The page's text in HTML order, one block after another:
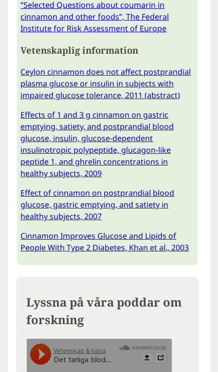
”Selected Questions about coumarin in
cinnamon and other foods”, The Federal
Institute for Risk Assessment of Europe
Vetenskaplig information
Ceylon cinnamon does not affect postprandial
plasma glucose or insulin in subjects with
impaired glucose tolerance, 2011 (abstract)
Effects of 1 and 3 g cinnamon on gastric
emptying, satiety, and postprandial blood
glucose, insulin, glucose-dependent
insulinotropic polypeptide, glucagon-like
peptide 1, and ghrelin concentrations in
healthy subjects, 2009
Effect of cinnamon on postprandial blood
glucose, gastric emptying, and satiety in
healthy subjects, 2007
Cinnamon Improves Glucose and Lipids of
People With Type 2 Diabetes, Khan et al., 2003
Lyssna på våra poddar om
forskning